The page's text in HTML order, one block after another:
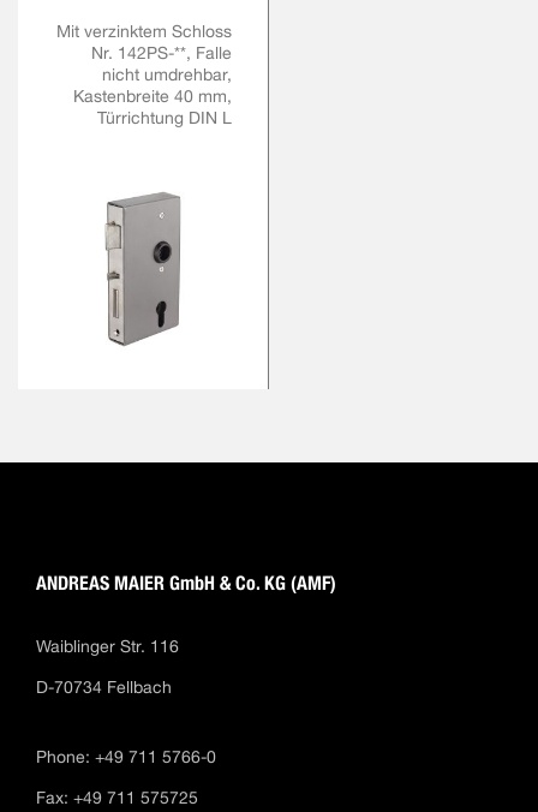
Mit verzinktem Schloss
Nr. 142PS-**, Falle
nicht umdrehbar,
Kastenbreite 40 mm,
Türrichtung DIN L
ANDREAS MAIER GmbH & Co. KG (AMF)
Waiblinger Str. 116
D-70734 Fellbach
Phone: +49 711 5766-0
Fax: +49 711 575725